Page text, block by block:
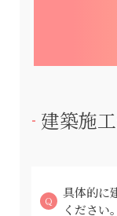
建築施
具体的に
ください。